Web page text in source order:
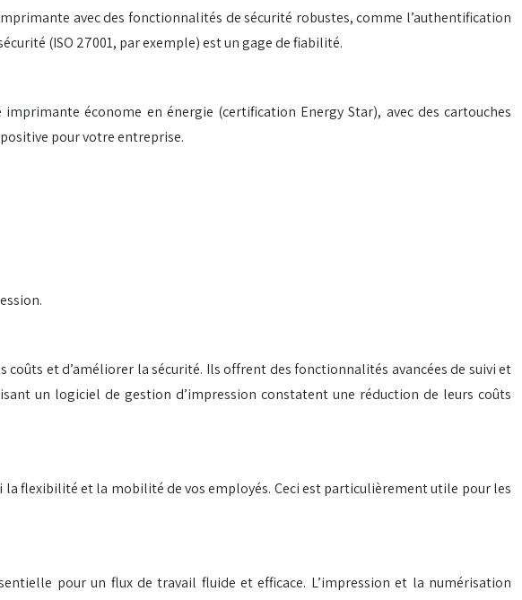
avec des fonctionnalités de sécurité robustes, comme l’authentification
(ISO 27001, par exemple) est un gage de fiabilité.
économe en énergie (certification Energy Star), avec des cartouches
pour votre entreprise.
et d’améliorer la sécurité. Ils offrent des fonctionnalités avancées de suivi et
un logiciel de gestion d’impression constatent une réduction de leurs coûts
flexibilité et la mobilité de vos employés. Ceci est particulièrement utile pour les
pour un flux de travail fluide et efficace. L’impression et la numérisation